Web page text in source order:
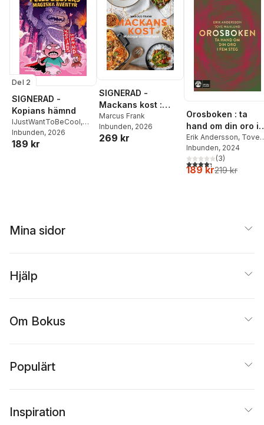
Del 2
SIGNERAD -
Kopians hämnd
IJustWantToBeCool,
Joel Adolphson
Ejdemo Beer
Inbunden, 2026
189 kr
SIGNERAD -
Mackans kost :
Middagar och
matlådor
Marcus Frank
Inbunden, 2026
269 kr
Orosboken : ta
hand om din oro i
fem steg
Erik Andersson, Tove
Wahlund
Inbunden, 2024
4,3utav 5 stjärnor.
(3)
189 kr219 kr
Mina sidor
Hjälp
Om Bokus
Populärt
Inspiration